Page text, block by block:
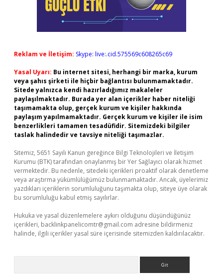
Reklam ve İletişim: Skype: live:.cid.575569c608265c69
Yasal Uyarı: Bu internet sitesi, herhangi bir marka, kurum
veya şahıs şirketi ile hiçbir bağlantısı bulunmamaktadır.
Sitede yalnızca kendi hazırladığımız makaleler
paylaşılmaktadır. Burada yer alan içerikler haber niteliği
taşımamakta olup, gerçek kurum ve kişiler hakkında
paylaşım yapılmamaktadır. Gerçek kurum ve kişiler ile isim
benzerlikleri tamamen tesadüfidir. Sitemizdeki bilgiler
taslak halindedir ve tavsiye niteliği taşımazlar.
Sitemiz, 5651 Sayılı Kanun gereğince Bilgi Teknolojileri ve İletişim
Kurumu (BTK) tarafından onaylanmış bir Yer Sağlayıcı olarak hizmet
vermektedir. Bu nedenle, sitedeki içerikleri proaktif olarak denetleme
veya araştırma yükümlülüğümüz bulunmamaktadır. Ancak, üyelerimiz
yazdıkları içeriklerin sorumluluğunu taşımakta olup, siteye üye olarak
bu sorumluluğu kabul etmiş sayılırlar.
Hukuka ve yasal düzenlemelere aykırı olduğunu düşündüğünüz
içerikleri, backlinkpanelicomtr@gmail.com adresine bildirmeniz
halinde, ilgili içerikler yasal süre içerisinde sitemizden kaldırılacaktır.